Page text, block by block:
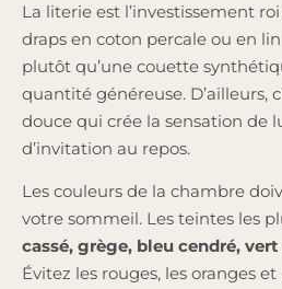
La literie est l’investissement
draps en coton percale ou en
plutôt qu’une couette
quantité généreuse. D’ailleurs,
douce qui crée la sensation de
d’invitation au repos.
Les couleurs de la chambre
votre sommeil. Les teintes les
cassé, grège, bleu cendré,
Évitez les rouges, les oranges